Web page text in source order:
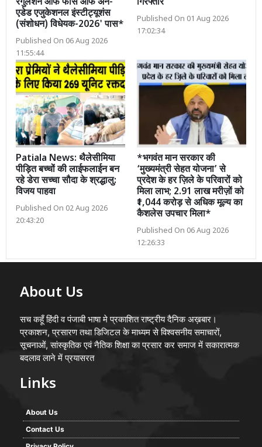
रेगुलेशन ऑफ फीस ऑफ अन-
एडेड एजुकेशनल इंस्टीट्यूशंस
(संशोधन) विधेयक-2026' पास*
Published On 06 Aug 2026
11:55:44
गिरफ्तार
Published On 01 Aug 2026
17:02:34
Patiala News: थैलेसीमिया
पीड़ित बच्चों की लाईफलाईन बन
रहे डेरा सच्चा सौदा के श्रद्धालु:
विजय पाहवा
Published On 02 Aug 2026
20:43:20
*भगवंत मान सरकार की
‘मुख्यमंत्री सेहत योजना’ से
प्रदेश के हर ज़िले के परिवारों को
मिला लाभ; 2.91 लाख मरीज़ों को
₹1,044 करोड़ से अधिक मूल्य का
कैशलेस उपचार मिला*
Published On 06 Aug 2026
12:26:33
About Us
सच कहूँ हिंदी व पंजाबी भाषा मे प्रकाशित राष्ट्रीय दैनिक अख़बार।
प्रकाशन, प्रसारण तथा डिजिटल के माध्यम से विश्वसनीय समाचारों,
सूचनाओं, सांस्कृतिक एवं नैतिक शिक्षा का प्रसार कर समाज में सकारात्मक
बदलाव लाने में प्रयासरत
Links
About Us
Contact Us